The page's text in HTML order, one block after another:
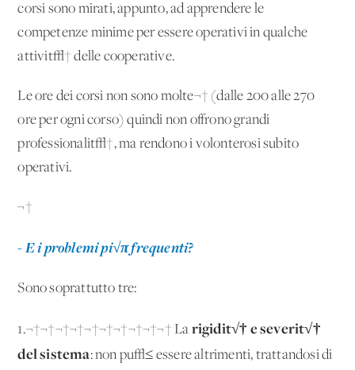
corsi sono mirati, appunto, ad apprendere le
competenze minime per essere operativi in qualche
attivit√† delle cooperative.
Le ore dei corsi non sono molte¬† (dalle 200 alle 270
ore per ogni corso) quindi non offrono grandi
professionalit√†, ma rendono i volonterosi subito
operativi.
¬†
- E i problemi pi√π frequenti?
Sono soprattutto tre:
1.¬†¬†¬†¬†¬†¬†¬†¬†¬†¬† La rigidit√† e severit√†
del sistema: non pu√≤ essere altrimenti, trattandosi di